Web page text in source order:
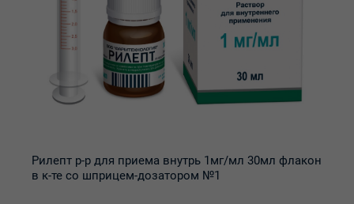
Рилепт р-р для приема внутрь 1мг/мл 30мл флакон
в к-те со шприцем-дозатором №1